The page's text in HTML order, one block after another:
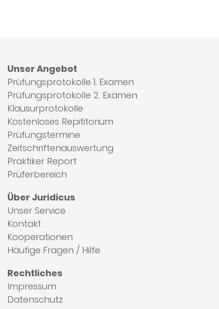
Unser Angebot
Prüfungsprotokolle 1. Examen
Prüfungsprotokolle 2. Examen
Klausurprotokolle
Kostenloses Repititorium
Prüfungstermine
Zeitschriftenauswertung
Praktiker Report
Prüferbereich
Über Juridicus
Unser Service
Kontakt
Kooperationen
Häufige Fragen / Hilfe
Rechtliches
Impressum
Datenschutz